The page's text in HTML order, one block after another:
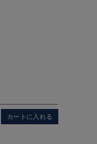
カートに入れる